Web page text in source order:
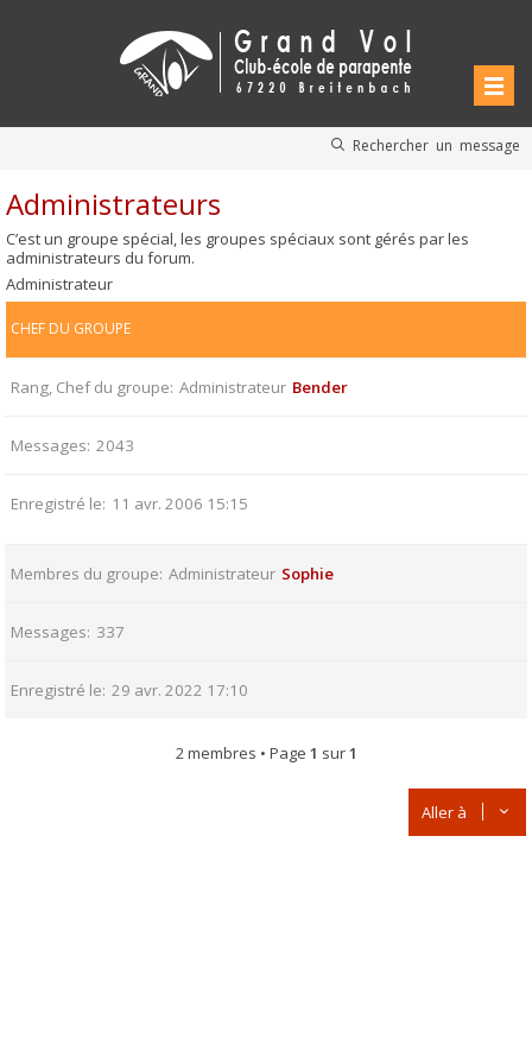
Rechercher un message
Administrateurs
C’est un groupe spécial, les groupes spéciaux sont gérés par les
administrateurs du forum.
Administrateur
CHEF DU GROUPE
Rang, Chef du groupe Administrateur Bender
Messages 2043
Enregistré le 11 avr. 2006 15:15
Membres du groupe Administrateur Sophie
Messages 337
Enregistré le 29 avr. 2022 17:10
2 membres • Page 1 sur1
Aller à